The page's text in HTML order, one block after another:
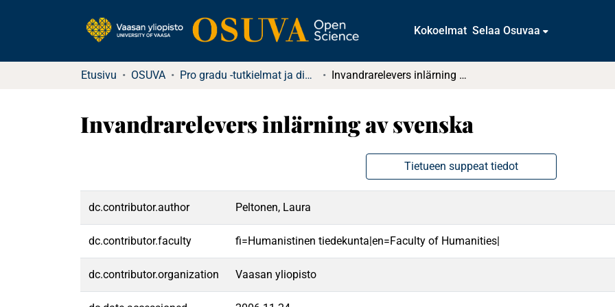
Kokoelmat Selaa Osuvaa
Etusivu OSUVA Pro gradu -tutkielmat ja diplomityöt Invandrarelevers inlärning av svenska
Invandrarelevers inlärning av svenska
Tietueen suppeat tiedot
dc.contributor.author Peltonen, Laura
dc.contributor.faculty fi=Humanistinen tiedekunta|en=Faculty of Humanities|
dc.contributor.organization Vaasan yliopisto